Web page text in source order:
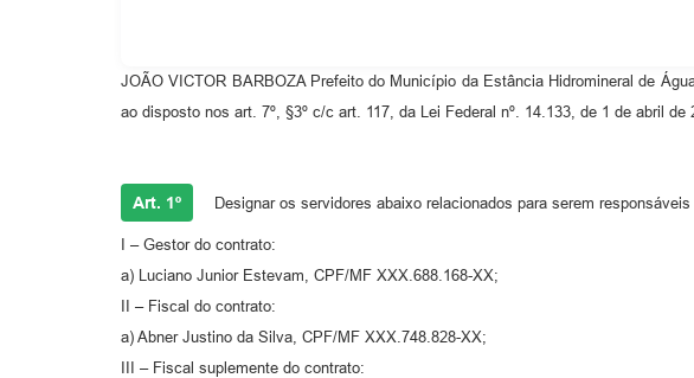
JOÃO VICTOR BARBOZA Prefeito do Município da Estância Hidromineral de
ao disposto nos art. 7º, §3º c/c art. 117, da Lei Federal nº. 14.133, de 1 de abril de
Art. 1º Designar os servidores abaixo relacionados para serem
I – Gestor do contrato:
a) Luciano Junior Estevam, CPF/MF XXX.688.168-XX;
II – Fiscal do contrato:
a) Abner Justino da Silva, CPF/MF XXX.748.828-XX;
III – Fiscal suplemente do contrato: